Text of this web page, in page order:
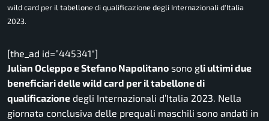
wild card per il tabellone di qualificazione degli Internazionali d'Italia
2023.
[the_ad id=”445341″]
Julian Ocleppo e Stefano Napolitano sono gli ultimi due
beneficiari delle wild card per il tabellone di
qualificazione degli Internazionali d’Italia 2023. Nella
giornata conclusiva delle prequali maschili sono andati in